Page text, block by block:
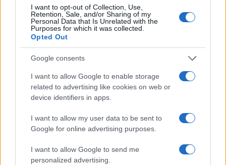
I want to opt-out of Collection, Use,
Retention, Sale, and/or Sharing of my
Personal Data that Is Unrelated with the
Purposes for which it was collected.
Opted Out
Google consents
I want to allow Google to enable storage
related to advertising like cookies on web or
device identifiers in apps.
I want to allow my user data to be sent to
Google for online advertising purposes.
I want to allow Google to send me
personalized advertising.
Continua a leggere
NEWS